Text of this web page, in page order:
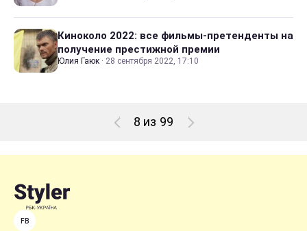
Киноколо 2022: все фильмы-претенденты на
получение престижной премии
Юлия Гаюк · 28 сентября 2022, 17:10
8 из 99
FB